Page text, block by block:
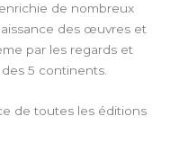
de nombreux
des œuvres et
par les regards et
5 continents.
de toutes les éditions